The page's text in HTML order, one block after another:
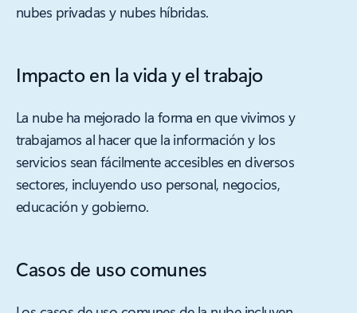
nubes privadas y nubes híbridas.
Impacto en la vida y el trabajo
La nube ha mejorado la forma en que vivimos y
trabajamos al hacer que la información y los
servicios sean fácilmente accesibles en diversos
sectores, incluyendo uso personal, negocios,
educación y gobierno.
Casos de uso comunes